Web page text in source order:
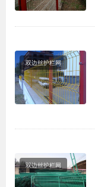
双边丝护栏网
双边丝护栏网